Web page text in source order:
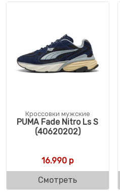
Кроссовки мужские
PUMA Fade Nitro Ls S
(40620202)
16.990 р
Смотреть